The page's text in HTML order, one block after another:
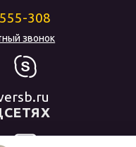
308
звонок